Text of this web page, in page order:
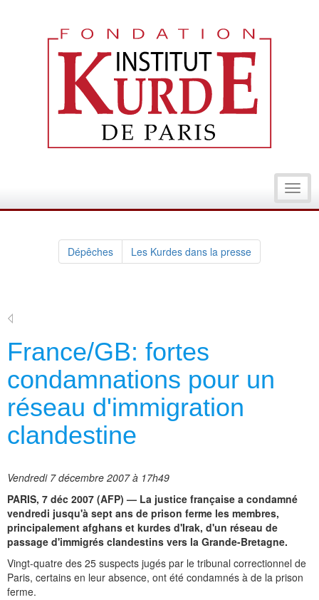
Dépêches Les Kurdes dans la presse
France/GB: fortes
condamnations pour un
réseau d'immigration
clandestine
Vendredi 7 décembre 2007 à 17h49
PARIS, 7 déc 2007 (AFP) — La justice française a condamné
vendredi jusqu'à sept ans de prison ferme les membres,
principalement afghans et kurdes d'Irak, d'un réseau de
passage d'immigrés clandestins vers la Grande-Bretagne.
Vingt-quatre des 25 suspects jugés par le tribunal correctionnel de
Paris, certains en leur absence, ont été condamnés à de la prison
ferme.